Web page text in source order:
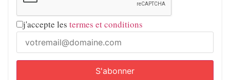
j'accepte les termes et conditions